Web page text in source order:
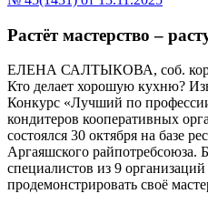
Растёт мастерство –
ЕЛЕНА САЛТЫКОВА, соб.
Кто делает хорошую кухню?
Конкурс «Лучший по
кондитеров кооперативных
состоялся 30 октября на базе
Аргаяшского райпотребсоюза.
специалистов из 9
продемонстрировать своё